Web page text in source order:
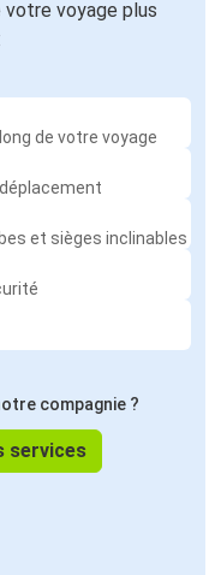
votre voyage plus
de votre voyage
et sièges inclinables
compagnie ?
services